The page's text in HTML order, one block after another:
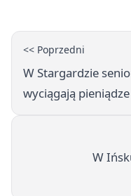
<< Poprzedni
W Stargardzie
wyciągają
W